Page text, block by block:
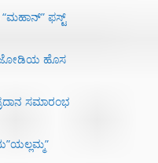
ಫಸ್ಟ್
ಜೋಡಿಯ ಹೊಸ
ಸಮಾರಂಭ